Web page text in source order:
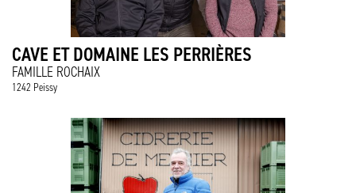
CAVE ET DOMAINE LES PERRIÈRES
FAMILLE ROCHAIX
1242 Peissy